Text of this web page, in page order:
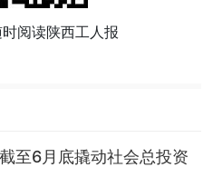
阅读陕西工人报
至6月底撬动社会总投资